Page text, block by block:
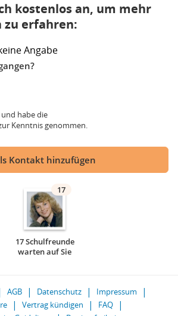
kostenlos an, um mehr
zu erfahren:
Angabe
und habe die
Kenntnis genommen.
Kontakt hinzufügen
17
17 Schulfreunde
warten auf Sie
AGB Datenschutz
Impressum
Vertrag kündigen
FAQ